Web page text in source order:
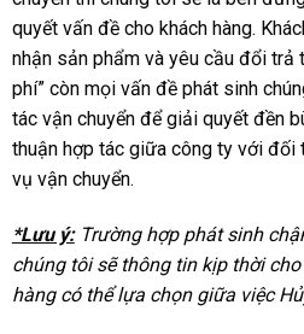
quyết vấn đề cho khách hàng.
nhận sản phẩm và yêu cầu đổi trả
phí” còn mọi vấn đề phát sinh
tác vận chuyển để giải quyết đền
thuận hợp tác giữa công ty với đối
vụ vận chuyển.
*Lưu ý: Trường hợp phát sinh
chúng tôi sẽ thông tin kịp thời
hàng có thể lựa chọn giữa việc